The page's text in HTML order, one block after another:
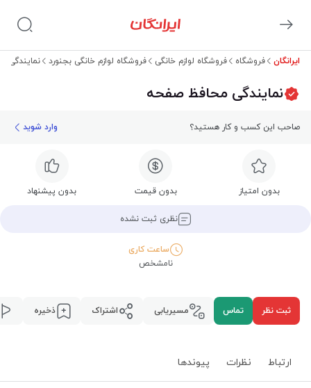
ایرانگان فروشگاه فروشگاه لوازم خانگی فروشگاه لوازم خانگی بجنورد نمایندگی
نمایندگی محافظ صفحه
صاحب این کسب و کار هستید؟ وارد شوید
بدون امتیاز بدون قیمت بدون پیشنهاد
نظری ثبت نشده
ساعت کاری
نامشخص
ثبت نظر تماس مسیریابی اشتراک ذخیره
ارتباط نظرات پیوند‌ها